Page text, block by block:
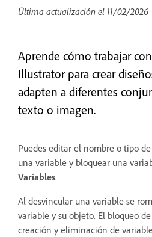
Última actualización el 11/02/2026
Aprende cómo trabajar
Illustrator para crear
adapten a diferentes
texto o imagen.
Puedes editar el nombre o tipo
una variable y bloquear una
Variables.
Al desvincular una variable se
variable y su objeto. El bloqueo
creación y eliminación de